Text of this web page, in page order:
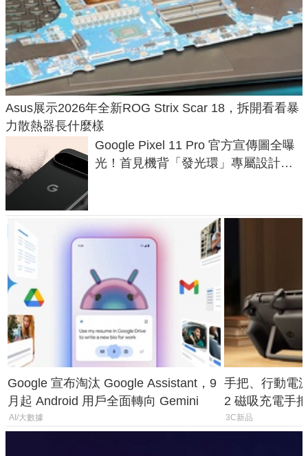
Asus展示2026年全新ROG Strix Scar 18，拆開看看暴
力散熱器長什麼樣
Google Pixel 11 Pro 官方宣傳圖全曝
光！首見機背「發光環」專屬設計、
Google 宣布淘汰 Google Assistant，9
月起 Android 用戶全面轉向 Gemini
AI/大數據
手把、行動電
2 磁吸充電手
倍
3C新品